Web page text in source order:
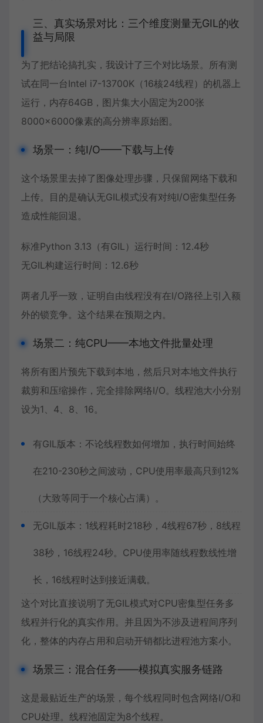
三、真实场景对比：三个维度测量无GIL的收
益与局限
为了把结论搞扎实，我设计了三个对比场景。所有测
试在同一台Intel i7-13700K（16核24线程）的机器上
运行，内存64GB，图片集大小固定为200张
8000×6000像素的高分辨率原始图。
场景一：纯I/O——下载与上传
这个场景里去掉了图像处理步骤，只保留网络下载和
上传。目的是确认无GIL模式没有对纯I/O密集型任务
造成性能回退。
标准Python 3.13（有GIL）运行时间：12.4秒
无GIL构建运行时间：12.6秒
两者几乎一致，证明自由线程没有在I/O路径上引入额
外的锁竞争。这个结果在预期之内。
场景二：纯CPU——本地文件批量处理
将所有图片预先下载到本地，然后只对本地文件执行
裁剪和压缩操作，完全排除网络I/O。线程池大小分别
设为1、4、8、16。
有GIL版本：不论线程数如何增加，执行时间始终
在210-230秒之间波动，CPU使用率最高只到12%
（大致等同于一个核心占满）。
无GIL版本：1线程耗时218秒，4线程67秒，8线程
38秒，16线程24秒。CPU使用率随线程数线性增
长，16线程时达到接近满载。
这个对比直接说明了无GIL模式对CPU密集型任务多
线程并行化的真实作用。并且因为不涉及进程间序列
化，整体的内存占用和启动开销都比进程池方案小。
场景三：混合任务——模拟真实服务链路
这是最贴近生产的场景，每个线程同时包含网络I/O和
CPU处理。线程池固定为8个线程。